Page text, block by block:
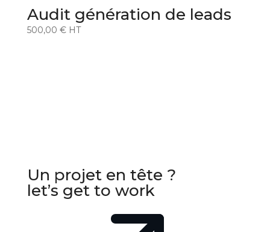
Audit génération de leads
500,00 € HT
Un projet en tête ?
let’s get to work